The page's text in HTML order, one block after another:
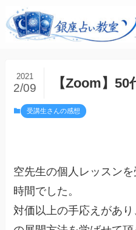
【Zoom】
2021
2/09
受講生さんの感想
空先生の個人レッスン
時間でした。
対価以上の手応えがあ